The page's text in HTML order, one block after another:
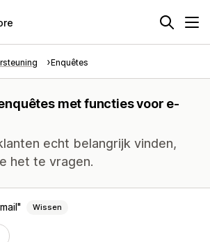
Enquêtes
met functies voor e-
echt belangrijk vinden,
het te vragen.
Wissen